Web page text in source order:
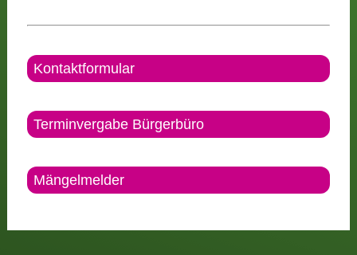
Kontaktformular
Terminvergabe Bürgerbüro
Mängelmelder